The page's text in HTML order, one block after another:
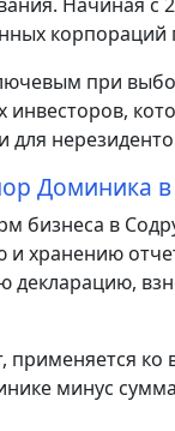
корпораций
при
инвесторов,
Доминика в
бизнеса в
хранению
декларацию,
применяется
минус